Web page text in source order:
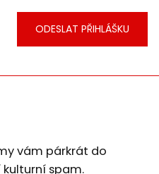
ODESLAT PŘIHLÁŠKU
vám párkrát do
spam.